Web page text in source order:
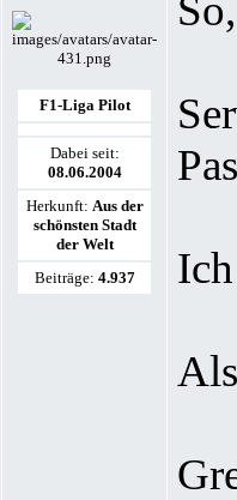
F1-Liga Pilot
Dabei seit:
08.06.2004
Herkunft: Aus der
schönsten Stadt
der Welt
Beiträge: 4.937